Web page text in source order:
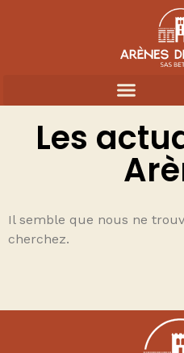
Les
Il semble que nous ne
cherchez.